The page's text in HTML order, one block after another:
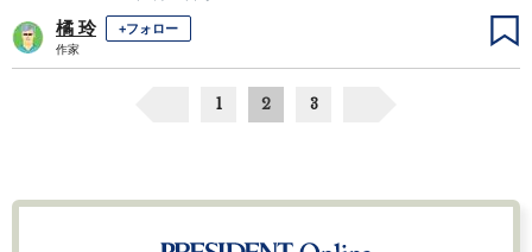
橘 玲 +フォロー
作家
1 2 3